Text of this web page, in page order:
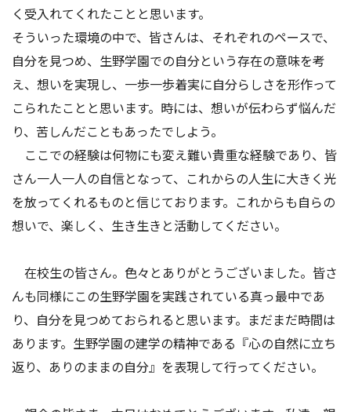
く受入れてくれたことと思います。
そういった環境の中で、皆さんは、それぞれのペースで、
自分を見つめ、生野学園での自分という存在の意味を考
え、想いを実現し、一歩一歩着実に自分らしさを形作って
こられたことと思います。時には、想いが伝わらず悩んだ
り、苦しんだこともあったでしよう。
ここでの経験は何物にも変え難い貴重な経験であり、皆
さん一人一人の自信となって、これからの人生に大きく光
を放ってくれるものと信じております。これからも自らの
想いで、楽しく、生き生きと活動してください。
在校生の皆さん。色々とありがとうございました。皆さ
んも同様にこの生野学園を実践されている真っ最中であ
り、自分を見つめておられると思います。まだまだ時間は
あります。生野学園の建学の精神である『心の自然に立ち
返り、ありのままの自分』を表現して行ってください。